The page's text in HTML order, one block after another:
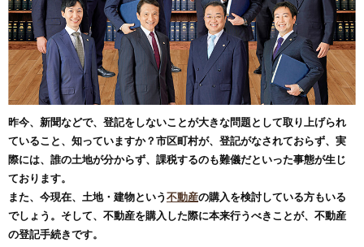
昨今、新聞などで、登記をしないことが大きな問題として取り上げられ
ていること、知っていますか？市区町村が、登記がなされておらず、実
際には、誰の土地が分からず、課税するのも難儀だといった事態が生じ
ております。
また、今現在、土地・建物という不動産の購入を検討している方もいる
でしょう。そして、不動産を購入した際に本来行うべきことが、不動産
の登記手続きです。